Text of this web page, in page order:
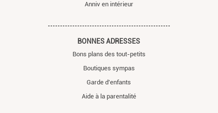
Anniv en intérieur
BONNES ADRESSES
Bons plans des tout-petits
Boutiques sympas
Garde d'enfants
Aide à la parentalité